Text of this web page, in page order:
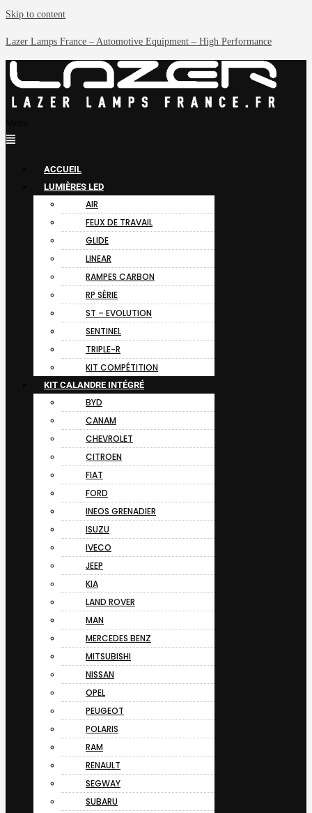
Skip to content
Lazer Lamps France – Automotive Equipment – High Performance
ACCUEIL
LUMIÈRES LED
AIR
FEUX DE TRAVAIL
GLIDE
LINEAR
RAMPES CARBON
RP SÉRIE
ST – EVOLUTION
SENTINEL
TRIPLE-R
KIT COMPÉTITION
KIT CALANDRE INTÉGRÉ
BYD
CANAM
CHEVROLET
CITROEN
FIAT
FORD
INEOS GRENADIER
ISUZU
IVECO
JEEP
KIA
LAND ROVER
MAN
MERCEDES BENZ
MITSUBISHI
NISSAN
OPEL
PEUGEOT
POLARIS
RAM
RENAULT
SEGWAY
SUBARU